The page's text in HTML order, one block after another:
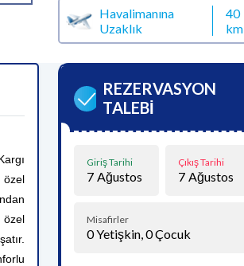
Havalimanına
Uzaklık
40
km
özel
REZERVASYON
TALEBİ
Giriş Tarihi
7 Ağustos
Çıkış Tarihi
7 Ağustos
Misafirler
0Yetişkin,0Çocuk